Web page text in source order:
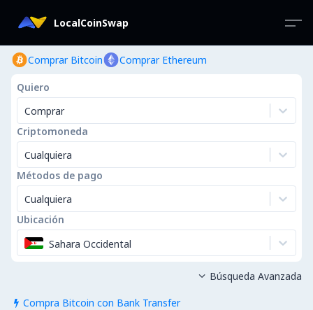
LocalCoinSwap
Comprar Bitcoin Comprar Ethereum
Quiero
Comprar
Criptomoneda
Cualquiera
Métodos de pago
Cualquiera
Ubicación
Sahara Occidental
 Compra Bitcoin con Bank Transfer
 Búsqueda Avanzada